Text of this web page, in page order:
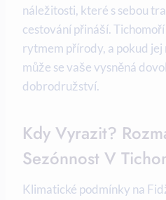
náležitosti, které s sebou
cestování přináší.
rytmem přírody, a pokud
může se vaše vysněná
dobrodružství.
Kdy Vyrazit?
Sezónnost V
Klimatické podmínky na